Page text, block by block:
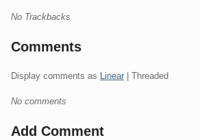
No Trackbacks
Comments
Display comments as Linear | Threaded
No comments
Add Comment